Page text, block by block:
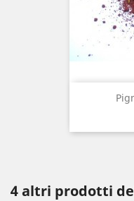
4 altri prodotti